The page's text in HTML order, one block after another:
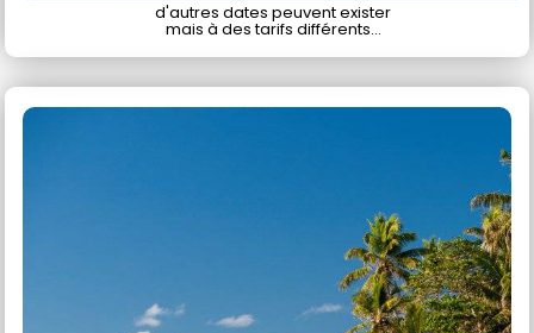
d'autres dates peuvent exister
mais à des tarifs différents...